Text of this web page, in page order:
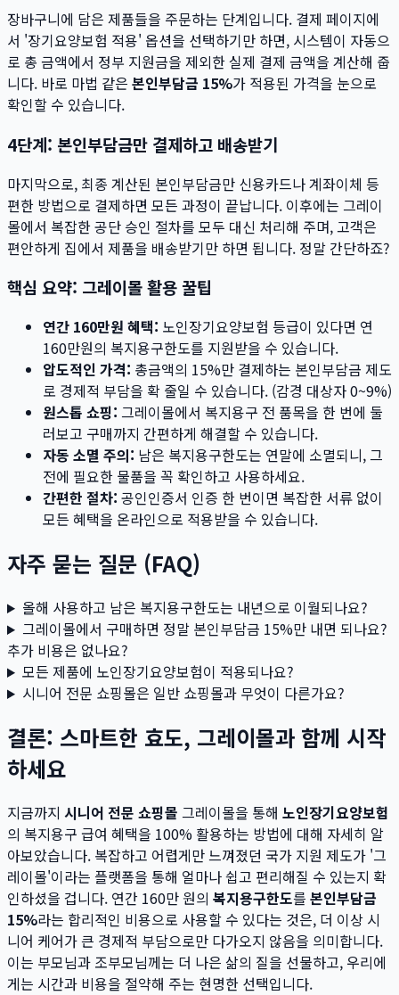
장바구니에 담은 제품들을 주문하는 단계입니다. 결제 페이지에
서 '장기요양보험 적용' 옵션을 선택하기만 하면, 시스템이 자동으
로 총 금액에서 정부 지원금을 제외한 실제 결제 금액을 계산해 줍
니다. 바로 마법 같은 본인부담금 15%가 적용된 가격을 눈으로
확인할 수 있습니다.
4단계: 본인부담금만 결제하고 배송받기
마지막으로, 최종 계산된 본인부담금만 신용카드나 계좌이체 등
편한 방법으로 결제하면 모든 과정이 끝납니다. 이후에는 그레이
몰에서 복잡한 공단 승인 절차를 모두 대신 처리해 주며, 고객은
편안하게 집에서 제품을 배송받기만 하면 됩니다. 정말 간단하죠?
핵심 요약: 그레이몰 활용 꿀팁
연간 160만원 혜택: 노인장기요양보험 등급이 있다면 연
160만원의 복지용구한도를 지원받을 수 있습니다.
압도적인 가격: 총금액의 15%만 결제하는 본인부담금 제도
로 경제적 부담을 확 줄일 수 있습니다. (감경 대상자 0~9%)
원스톱 쇼핑: 그레이몰에서 복지용구 전 품목을 한 번에 둘
러보고 구매까지 간편하게 해결할 수 있습니다.
자동 소멸 주의: 남은 복지용구한도는 연말에 소멸되니, 그
전에 필요한 물품을 꼭 확인하고 사용하세요.
간편한 절차: 공인인증서 인증 한 번이면 복잡한 서류 없이
모든 혜택을 온라인으로 적용받을 수 있습니다.
자주 묻는 질문 (FAQ)
올해 사용하고 남은 복지용구한도는 내년으로 이월되나요?
그레이몰에서 구매하면 정말 본인부담금 15%만 내면 되나요?
추가 비용은 없나요?
모든 제품에 노인장기요양보험이 적용되나요?
시니어 전문 쇼핑몰은 일반 쇼핑몰과 무엇이 다른가요?
결론: 스마트한 효도, 그레이몰과 함께 시작
하세요
지금까지 시니어 전문 쇼핑몰 그레이몰을 통해 노인장기요양보험
의 복지용구 급여 혜택을 100% 활용하는 방법에 대해 자세히 알
아보았습니다. 복잡하고 어렵게만 느껴졌던 국가 지원 제도가 '그
레이몰'이라는 플랫폼을 통해 얼마나 쉽고 편리해질 수 있는지 확
인하셨을 겁니다. 연간 160만 원의 복지용구한도를 본인부담금
15%라는 합리적인 비용으로 사용할 수 있다는 것은, 더 이상 시
니어 케어가 큰 경제적 부담으로만 다가오지 않음을 의미합니다.
이는 부모님과 조부모님께는 더 나은 삶의 질을 선물하고, 우리에
게는 시간과 비용을 절약해 주는 현명한 선택입니다.